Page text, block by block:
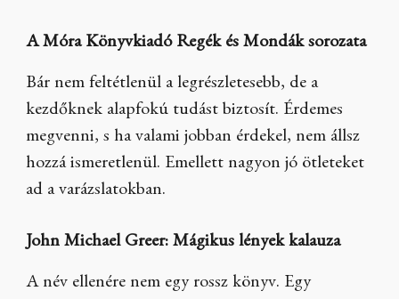
A Móra Könyvkiadó Regék és Mondák sorozata
Bár nem feltétlenül a legrészletesebb, de a
kezdőknek alapfokú tudást biztosít. Érdemes
megvenni, s ha valami jobban érdekel, nem állsz
hozzá ismeretlenül. Emellett nagyon jó ötleteket
ad a varázslatokban.
John Michael Greer: Mágikus lények kalauza
A név ellenére nem egy rossz könyv. Egy